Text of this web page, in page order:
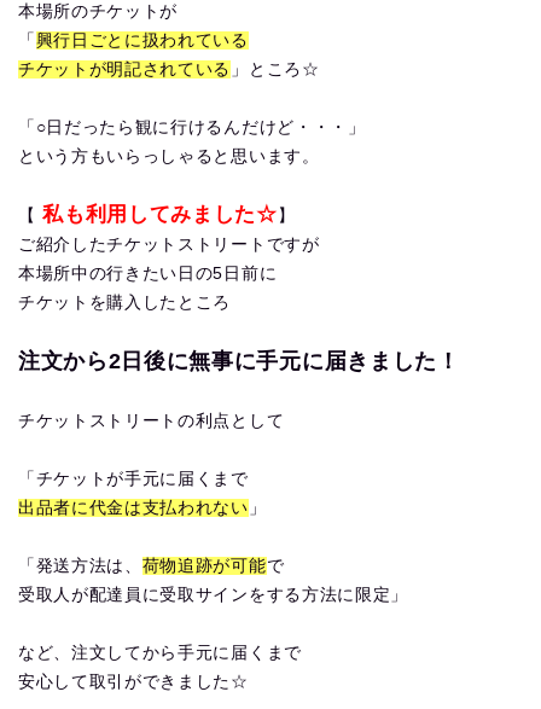
本場所のチケットが
「 興行日ごとに扱われている
チケットが明記されている 」ところ☆
「○日だったら観に行けるんだけど・・・」
という方もいらっしゃると思います。
【 私も利用してみました☆ 】
ご紹介したチケットストリートですが
本場所中の行きたい日の5日前に
チケットを購入したところ
注文から2日後に無事に手元に届きました！
チケットストリートの利点として
「チケットが手元に届くまで
出品者に代金は支払われない 」
「発送方法は、 荷物追跡が可能で
受取人が配達員に受取サインをする方法に限定」
など、注文してから手元に届くまで
安心して取引ができました☆